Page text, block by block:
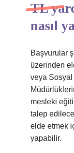
TL
nasıl
Başvurular
üzerinden
veya
mesleki
talep
elde etmek
yapabilir.